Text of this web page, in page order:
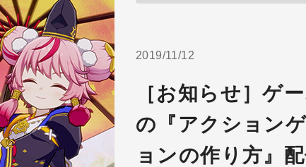
2019/11/12
［お知らせ］ゲ
の『アクション
ョンの作り方』